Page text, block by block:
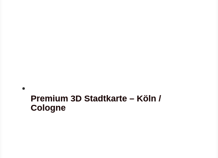
Premium 3D Stadtkarte – Köln /
Cologne